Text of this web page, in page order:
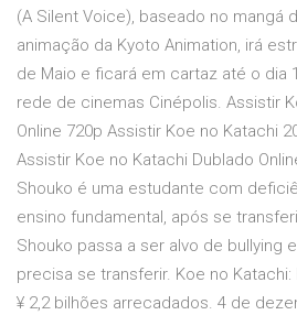
(A Silent Voice), baseado no mangá
animação da Kyoto Animation, irá
de Maio e ficará em cartaz até o dia
rede de cinemas Cinépolis. Assistir
Online 720p Assistir Koe no Katachi
Assistir Koe no Katachi Dublado
Shouko é uma estudante com
ensino fundamental, após se
Shouko passa a ser alvo de bullying
precisa se transferir. Koe no
¥ 2,2 bilhões arrecadados. 4 de